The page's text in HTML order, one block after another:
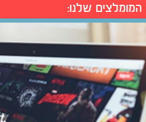
המומלצים שלנו: